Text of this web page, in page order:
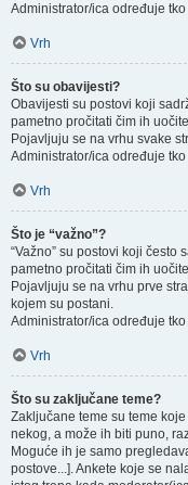
Administrator/ica određuje
Vrh
Što su obavijesti?
Obavijesti su postovi koji
pametno pročitati čim ih
Pojavljuju se na vrhu svake
Administrator/ica određuje
Vrh
Što je “važno”?
“Važno” su postovi koji
pametno pročitati čim ih
Pojavljuju se na vrhu prve
kojem su postani.
Administrator/ica određuje
Vrh
Što su zaključane teme?
Zaključane teme su teme
nekog, a može ih biti puno,
Moguće ih je samo
postove...]. Ankete koje se